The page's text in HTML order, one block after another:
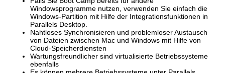
Windowsprogramme nutzen, verwenden Sie einfach die
Windows-Partition mit Hilfe der Integrationsfunktionen in
Parallels Desktop.
Nahtloses Synchronisieren und problemloser Austausch
von Dateien zwischen Mac und Windows mit Hilfe von
Cloud-Speicherdiensten
Wartungsfreundlicher sind virtualisierte Betriebssysteme
ebenfalls